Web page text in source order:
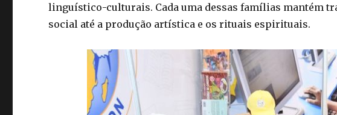
linguístico-culturais. Cada uma dessas famílias mantém
social até a produção artística e os rituais espirituais.